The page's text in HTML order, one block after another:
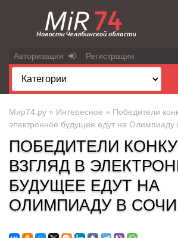
Авторизация Регистрация
Мир74.ру » Интересное » Победители
электронное будущее едут на Олимпиаду
ПОБЕДИТЕЛИ
ВЗГЛЯД В
БУДУЩЕЕ ЕДУТ НА
ОЛИМПИАДУ В СОЧИ